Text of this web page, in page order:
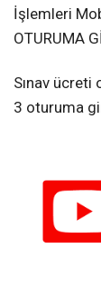
İşlemleri
OTURUMA
Sınav ücreti
3 oturuma